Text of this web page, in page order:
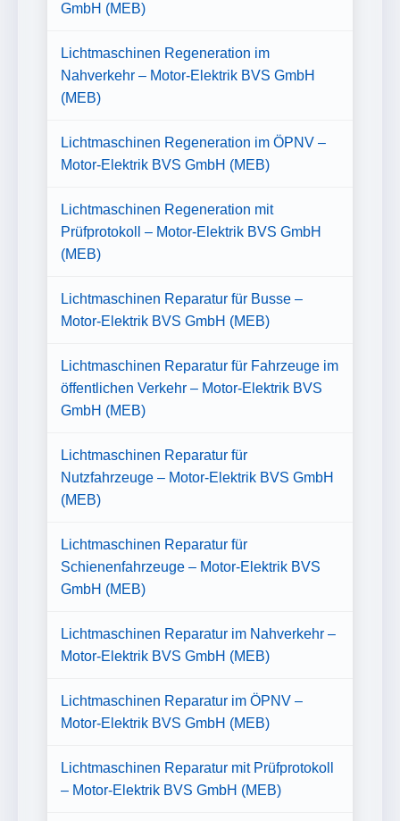
GmbH (MEB)
Lichtmaschinen Regeneration im
Nahverkehr – Motor-Elektrik BVS GmbH
(MEB)
Lichtmaschinen Regeneration im ÖPNV –
Motor-Elektrik BVS GmbH (MEB)
Lichtmaschinen Regeneration mit
Prüfprotokoll – Motor-Elektrik BVS GmbH
(MEB)
Lichtmaschinen Reparatur für Busse –
Motor-Elektrik BVS GmbH (MEB)
Lichtmaschinen Reparatur für Fahrzeuge im
öffentlichen Verkehr – Motor-Elektrik BVS
GmbH (MEB)
Lichtmaschinen Reparatur für
Nutzfahrzeuge – Motor-Elektrik BVS GmbH
(MEB)
Lichtmaschinen Reparatur für
Schienenfahrzeuge – Motor-Elektrik BVS
GmbH (MEB)
Lichtmaschinen Reparatur im Nahverkehr –
Motor-Elektrik BVS GmbH (MEB)
Lichtmaschinen Reparatur im ÖPNV –
Motor-Elektrik BVS GmbH (MEB)
Lichtmaschinen Reparatur mit Prüfprotokoll
– Motor-Elektrik BVS GmbH (MEB)